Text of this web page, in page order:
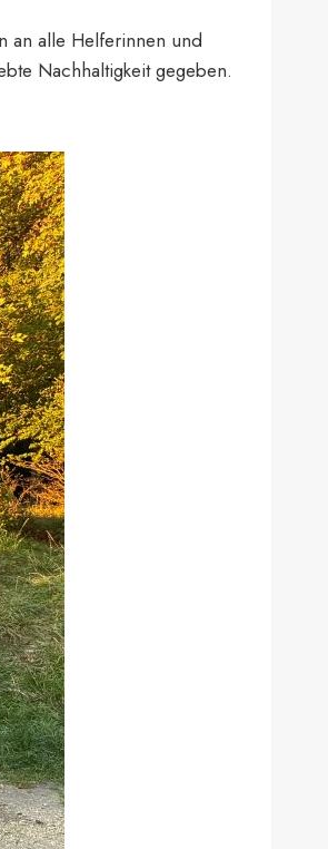
an alle Helferinnen und
Nachhaltigkeit gegeben.